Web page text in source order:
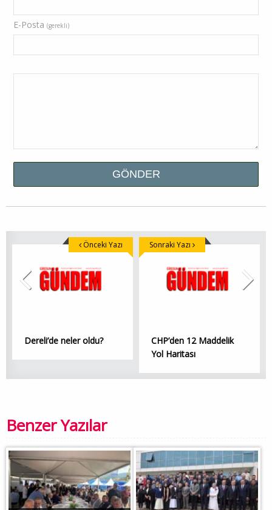
E-Posta (gerekli)
Dereli’de neler oldu?
Önceki Yazı
CHP’den 12 Maddelik
Yol Haritası
Sonraki Yazı
Benzer Yazılar